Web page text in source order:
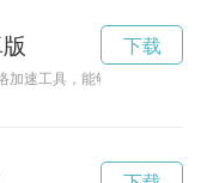
加速工具，能够在保证网络
下载